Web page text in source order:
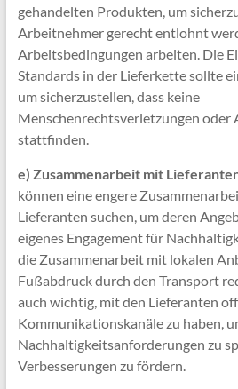
gehandelten Produkten, um
Arbeitnehmer gerecht entlohnt
Arbeitsbedingungen arbeiten. Die
Standards in der Lieferkette sollte
um sicherzustellen, dass keine
Menschenrechtsverletzungen oder
stattfinden.
e) Zusammenarbeit mit
können eine engere
Lieferanten suchen, um deren
eigenes Engagement für
die Zusammenarbeit mit lokalen
Fußabdruck durch den Transport
auch wichtig, mit den Lieferanten
Kommunikationskanäle zu haben,
Nachhaltigkeitsanforderungen zu
Verbesserungen zu fördern.